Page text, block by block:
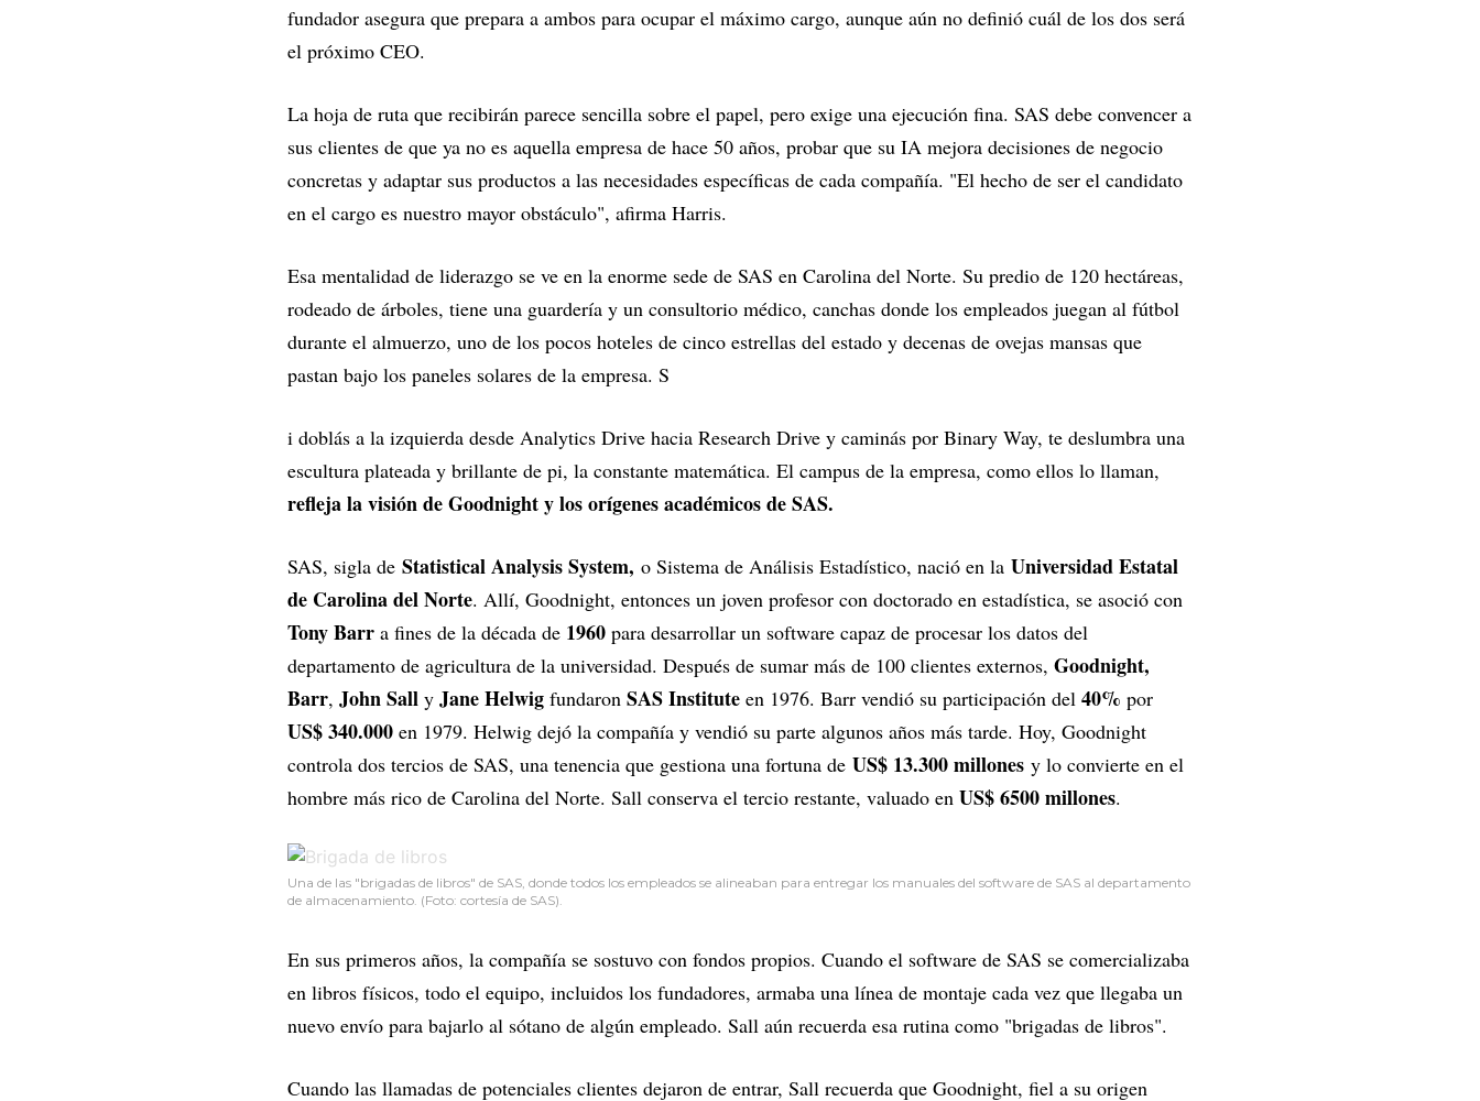
fundador asegura que prepara a ambos para ocupar el máximo cargo, aunque aún no definió cuál de los dos será
el próximo CEO.
La hoja de ruta que recibirán parece sencilla sobre el papel, pero exige una ejecución fina. SAS debe convencer a
sus clientes de que ya no es aquella empresa de hace 50 años, probar que su IA mejora decisiones de negocio
concretas y adaptar sus productos a las necesidades específicas de cada compañía. "El hecho de ser el candidato
en el cargo es nuestro mayor obstáculo", afirma Harris.
Esa mentalidad de liderazgo se ve en la enorme sede de SAS en Carolina del Norte. Su predio de 120 hectáreas,
rodeado de árboles, tiene una guardería y un consultorio médico, canchas donde los empleados juegan al fútbol
durante el almuerzo, uno de los pocos hoteles de cinco estrellas del estado y decenas de ovejas mansas que
pastan bajo los paneles solares de la empresa. S
i doblás a la izquierda desde Analytics Drive hacia Research Drive y caminás por Binary Way, te deslumbra una
escultura plateada y brillante de pi, la constante matemática. El campus de la empresa, como ellos lo llaman,
refleja la visión de Goodnight y los orígenes académicos de SAS.
SAS, sigla de Statistical Analysis System, o Sistema de Análisis Estadístico, nació en la Universidad Estatal
de Carolina del Norte. Allí, Goodnight, entonces un joven profesor con doctorado en estadística, se asoció con
Tony Barr a fines de la década de 1960 para desarrollar un software capaz de procesar los datos del
departamento de agricultura de la universidad. Después de sumar más de 100 clientes externos, Goodnight,
Barr, John Sall y Jane Helwig fundaron SAS Institute en 1976. Barr vendió su participación del 40% por
US$ 340.000 en 1979. Helwig dejó la compañía y vendió su parte algunos años más tarde. Hoy, Goodnight
controla dos tercios de SAS, una tenencia que gestiona una fortuna de US$ 13.300 millones y lo convierte en el
hombre más rico de Carolina del Norte. Sall conserva el tercio restante, valuado en US$ 6500 millones.
Una de las "brigadas de libros" de SAS, donde todos los empleados se alineaban para entregar los manuales del software de SAS al departamento
de almacenamiento. (Foto: cortesía de SAS).
En sus primeros años, la compañía se sostuvo con fondos propios. Cuando el software de SAS se comercializaba
en libros físicos, todo el equipo, incluidos los fundadores, armaba una línea de montaje cada vez que llegaba un
nuevo envío para bajarlo al sótano de algún empleado. Sall aún recuerda esa rutina como "brigadas de libros".
Cuando las llamadas de potenciales clientes dejaron de entrar, Sall recuerda que Goodnight, fiel a su origen